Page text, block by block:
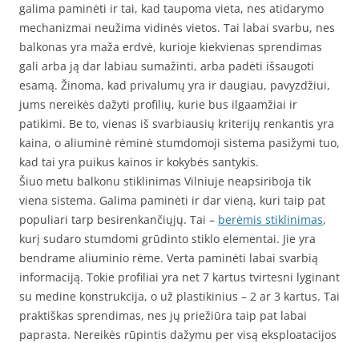
galima paminėti ir tai, kad taupoma vieta, nes atidarymo
mechanizmai neužima vidinės vietos. Tai labai svarbu, nes
balkonas yra maža erdvė, kurioje kiekvienas sprendimas
gali arba ją dar labiau sumažinti, arba padėti išsaugoti
esamą. Žinoma, kad privalumų yra ir daugiau, pavyzdžiui,
jums nereikės dažyti profilių, kurie bus ilgaamžiai ir
patikimi. Be to, vienas iš svarbiausių kriterijų renkantis yra
kaina, o aliuminė rėminė stumdomoji sistema pasižymi tuo,
kad tai yra puikus kainos ir kokybės santykis.
Šiuo metu balkonu stiklinimas Vilniuje neapsiriboja tik
viena sistema. Galima paminėti ir dar vieną, kuri taip pat
populiari tarp besirenkančiųjų. Tai – berėmis stiklinimas,
kurį sudaro stumdomi grūdinto stiklo elementai. Jie yra
bendrame aliuminio rėme. Verta paminėti labai svarbią
informaciją. Tokie profiliai yra net 7 kartus tvirtesni lyginant
su medine konstrukcija, o už plastikinius – 2 ar 3 kartus. Tai
praktiškas sprendimas, nes jų priežiūra taip pat labai
paprasta. Nereikės rūpintis dažymu per visą eksploatacijos